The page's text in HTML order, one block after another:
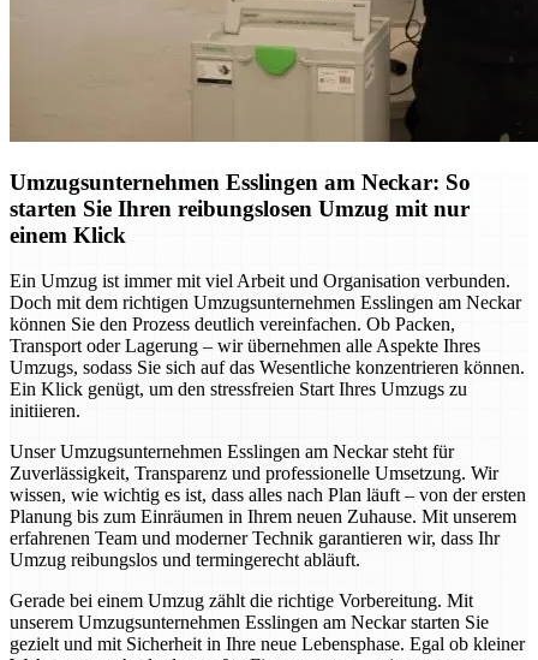
Umzugsunternehmen Esslingen am Neckar: So
starten Sie Ihren reibungslosen Umzug mit nur
einem Klick
Ein Umzug ist immer mit viel Arbeit und Organisation verbunden.
Doch mit dem richtigen Umzugsunternehmen Esslingen am Neckar
können Sie den Prozess deutlich vereinfachen. Ob Packen,
Transport oder Lagerung – wir übernehmen alle Aspekte Ihres
Umzugs, sodass Sie sich auf das Wesentliche konzentrieren können.
Ein Klick genügt, um den stressfreien Start Ihres Umzugs zu
initiieren.
Unser Umzugsunternehmen Esslingen am Neckar steht für
Zuverlässigkeit, Transparenz und professionelle Umsetzung. Wir
wissen, wie wichtig es ist, dass alles nach Plan läuft – von der ersten
Planung bis zum Einräumen in Ihrem neuen Zuhause. Mit unserem
erfahrenen Team und moderner Technik garantieren wir, dass Ihr
Umzug reibungslos und termingerecht abläuft.
Gerade bei einem Umzug zählt die richtige Vorbereitung. Mit
unserem Umzugsunternehmen Esslingen am Neckar starten Sie
gezielt und mit Sicherheit in Ihre neue Lebensphase. Egal ob kleiner